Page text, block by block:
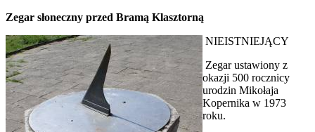
Zegar słoneczny przed Bramą Klasztorną
NIEISTNIEJĄCY
Zegar ustawiony z
okazji 500 rocznicy
urodzin Mikołaja
Kopernika w 1973
roku.